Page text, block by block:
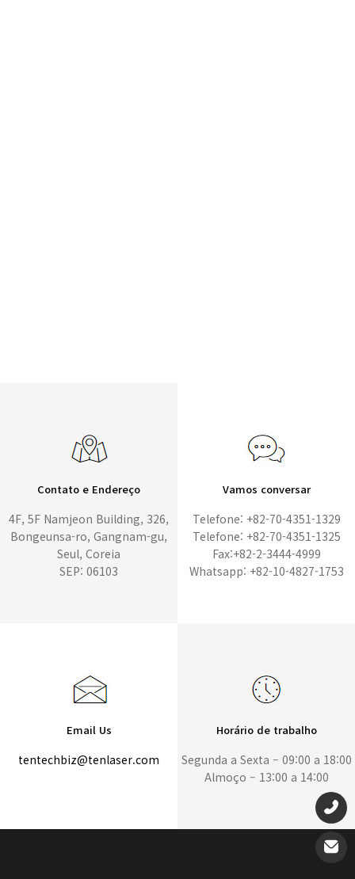
Contato e Endereço
4F, 5F Namjeon Building, 326,
Bongeunsa-ro, Gangnam-gu,
Seul, Coreia
SEP: 06103
Vamos conversar
Telefone: +82-70-4351-1329
Telefone: +82-70-4351-1325
Fax:+82-2-3444-4999
Whatsapp: +82-10-4827-1753
Email Us
tentechbiz@tenlaser.com
Horário de trabalho
Segunda a Sexta – 09:00 a 18:00
Almoço – 13:00 a 14:00